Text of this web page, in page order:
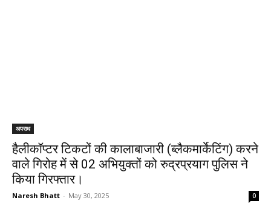
अपराध
हैलीकॉप्टर टिकटों की कालाबाजारी (ब्लैकमार्केटिंग) करने
वाले गिरोह में से 02 अभियुक्तों को रुद्रप्रयाग पुलिस ने
किया गिरफ्तार।
Naresh Bhatt - May 30, 2025 0